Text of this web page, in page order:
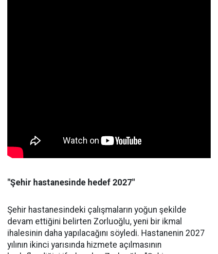
"Şehir hastanesinde hedef 2027"
Şehir hastanesindeki çalışmaların yoğun şekilde
devam ettiğini belirten Zorluoğlu, yeni bir ikmal
ihalesinin daha yapılacağını söyledi. Hastanenin 2027
yılının ikinci yarısında hizmete açılmasının